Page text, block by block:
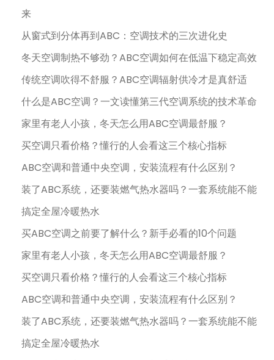
来
从窗式到分体再到ABC：空调技术的三次进化史
冬天空调制热不够劲？ABC空调如何在低温下稳定高效
传统空调吹得不舒服？ABC空调辐射供冷才是真舒适
什么是ABC空调？一文读懂第三代空调系统的技术革命
家里有老人小孩，冬天怎么用ABC空调最舒服？
买空调只看价格？懂行的人会看这三个核心指标
ABC空调和普通中央空调，安装流程有什么区别？
装了ABC系统，还要装燃气热水器吗？一套系统能不能
搞定全屋冷暖热水
买ABC空调之前要了解什么？新手必看的10个问题
家里有老人小孩，冬天怎么用ABC空调最舒服？
买空调只看价格？懂行的人会看这三个核心指标
ABC空调和普通中央空调，安装流程有什么区别？
装了ABC系统，还要装燃气热水器吗？一套系统能不能
搞定全屋冷暖热水